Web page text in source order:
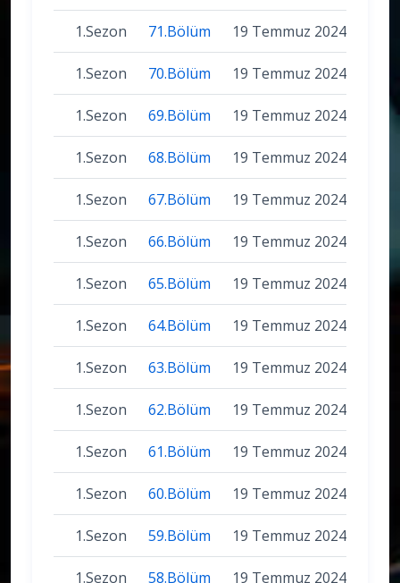
1.Sezon 71.Bölüm 19 Temmuz 2024
1.Sezon 70.Bölüm 19 Temmuz 2024
1.Sezon 69.Bölüm 19 Temmuz 2024
1.Sezon 68.Bölüm 19 Temmuz 2024
1.Sezon 67.Bölüm 19 Temmuz 2024
1.Sezon 66.Bölüm 19 Temmuz 2024
1.Sezon 65.Bölüm 19 Temmuz 2024
1.Sezon 64.Bölüm 19 Temmuz 2024
1.Sezon 63.Bölüm 19 Temmuz 2024
1.Sezon 62.Bölüm 19 Temmuz 2024
1.Sezon 61.Bölüm 19 Temmuz 2024
1.Sezon 60.Bölüm 19 Temmuz 2024
1.Sezon 59.Bölüm 19 Temmuz 2024
1.Sezon 58.Bölüm 19 Temmuz 2024